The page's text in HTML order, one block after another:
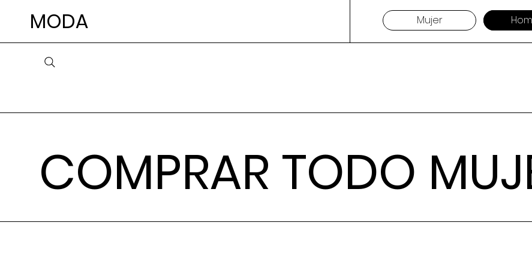
MODA Mujer
COMPRAR TODO